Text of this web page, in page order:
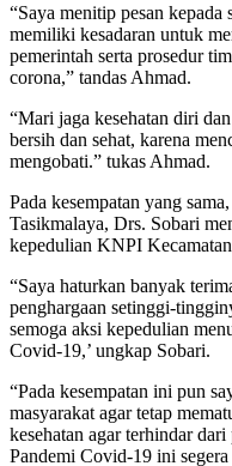
“Saya menitip pesan kepada
memiliki kesadaran untuk
pemerintah serta prosedur
corona,” tandas Ahmad.
“Mari jaga kesehatan diri
bersih dan sehat, karena
mengobati.” tukas Ahmad.
Pada kesempatan yang
Tasikmalaya, Drs. Sobari
kepedulian KNPI
“Saya haturkan banyak
penghargaan setinggi-
semoga aksi kepedulian
Covid-19,’ ungkap Sobari.
“Pada kesempatan ini pun
masyarakat agar tetap
kesehatan agar terhindar
Pandemi Covid-19 ini